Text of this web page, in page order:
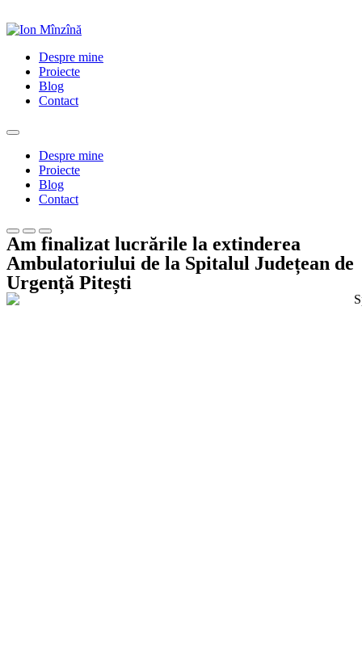
Despre mine
Proiecte
Blog
Contact
Despre mine
Proiecte
Blog
Contact
Am finalizat lucrările la extinderea
Ambulatoriului de la Spitalul Județean de
Urgență Pitești